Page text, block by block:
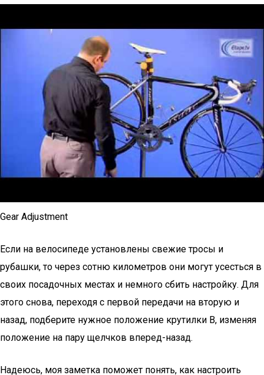
Gear Adjustment
Если на велосипеде установлены свежие тросы и
рубашки, то через сотню километров они могут усесться в
своих посадочных местах и немного сбить настройку. Для
этого снова, переходя с первой передачи на вторую и
назад, подберите нужное положение крутилки В, изменяя
положение на пару щелчков вперед-назад.
Надеюсь, моя заметка поможет понять, как настроить